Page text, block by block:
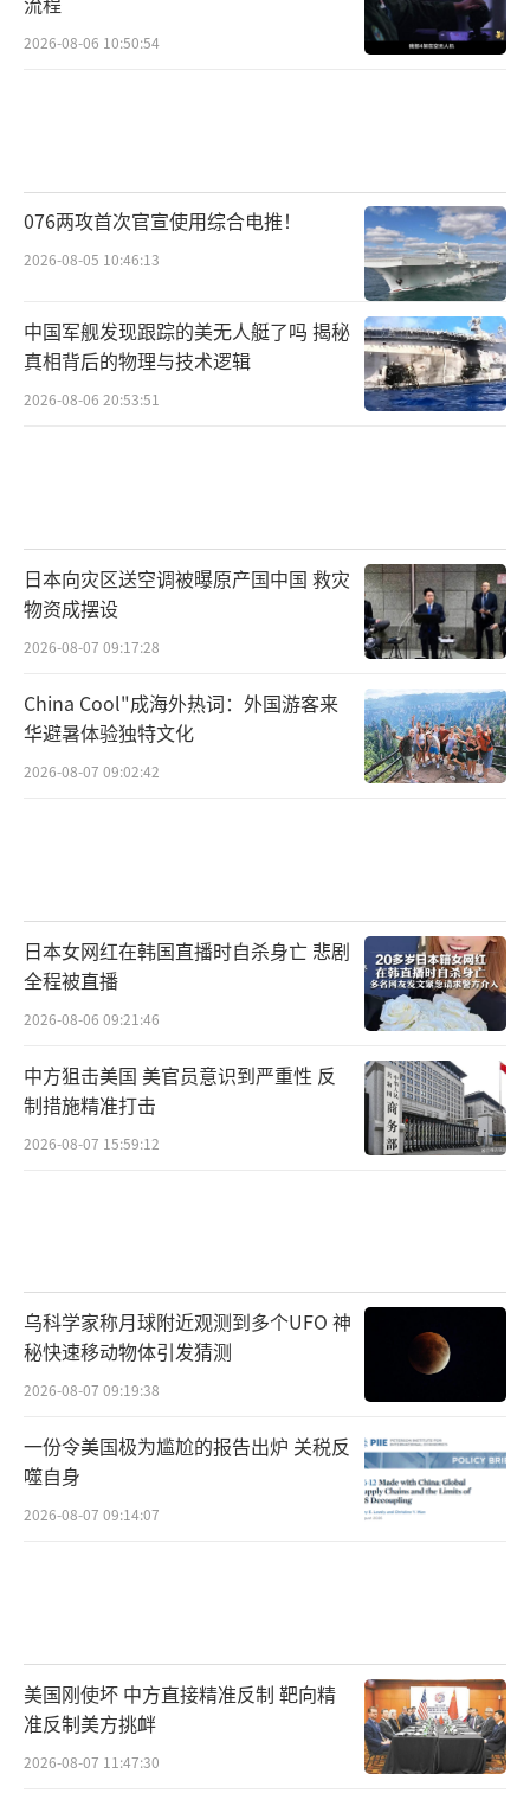
2026-08-06 10:50:54
076两攻首次官宣使用综合电推！
2026-08-05 10:46:13
中国军舰发现跟踪的美无人艇了吗 揭秘
真相背后的物理与技术逻辑
2026-08-06 20:53:51
日本向灾区送空调被曝原产国中国 救灾
物资成摆设
2026-08-07 09:17:28
China Cool"成海外热词：外国游客来
华避暑体验独特文化
2026-08-07 09:02:42
日本女网红在韩国直播时自杀身亡 悲剧
全程被直播
2026-08-06 09:21:46
中方狙击美国 美官员意识到严重性 反
制措施精准打击
2026-08-07 15:59:12
乌科学家称月球附近观测到多个UFO 神
秘快速移动物体引发猜测
2026-08-07 09:19:38
一份令美国极为尴尬的报告出炉 关税反
噬自身
2026-08-07 09:14:07
美国刚使坏 中方直接精准反制 靶向精
准反制美方挑衅
2026-08-07 11:47:30